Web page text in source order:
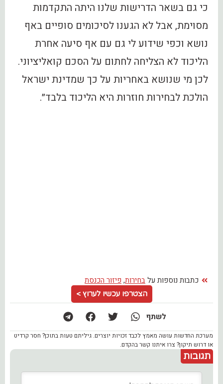
כי גם בשאר הדרישות שלנו היתה התקדמות
מסוימת, אבל לא הגענו לסיכומים סופיים באף
נושא וכפי שידוע לי גם עם אף סיעה אחרת
הליכוד לא הצליחה לחתום על הסכם קואליציוני.
לכן מי שנושא באחריות על כך שמדינת ישראל
הולכת לבחירות חוזרות היא הליכוד בלבד״.
כתבות נוספות עלבחירות, פיזור הכנסת
הצטרפו עכשיו לערוץ >
לשתף
מערכת החדשות עושה מאמץ לכבד זכויות יוצרים. גיליתם טעות בתוכן? חסר קרדיט
או דרוש תיקון? צרו איתנו קשר בהקדם.
תגובות